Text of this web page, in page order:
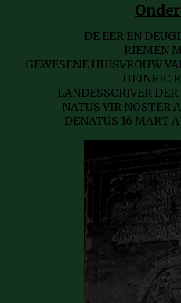
DE EER EN
RIEMEN
GEWESENE HUISVROUW
HEINRIC
LANDESSCRIVER
NATUS VIR NOSTER
DENATUS 16 MART